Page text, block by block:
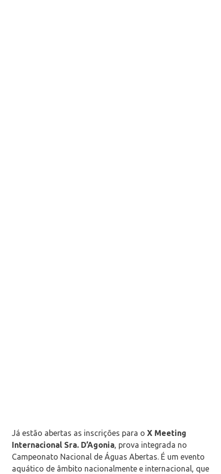
Já estão abertas as inscrições para o X Meeting
Internacional Sra. D’Agonia, prova integrada no
Campeonato Nacional de Águas Abertas. É um evento
aquático de âmbito nacionalmente e internacional, que